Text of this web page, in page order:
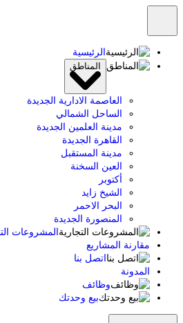
الرئيسية
المناطق
العاصمة الادارية الجديدة
الساحل الشمالي
مدينة العلمين الجديدة
القاهرة الجديدة
مدينة المستقبل
العين السخنة
أكتوبر
الشيخ زايد
البحر الاحمر
المنصورة الجديدة
المشروعات التجارية
مقارنة المشاريع
اتصل بنا
المدونة
وظائف
بيع وحدتك